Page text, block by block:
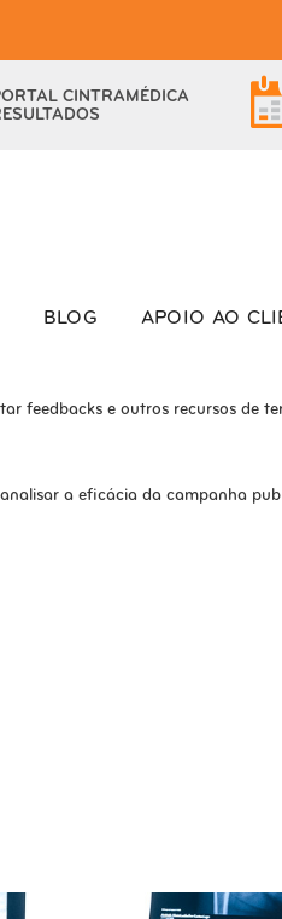
as funcionalidades.
métricas do número de
feedbacks e outros recursos de
a eficácia da campanha
CINTRAMÉDICA
BLOG APOIO AO